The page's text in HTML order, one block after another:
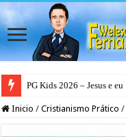
PG Kids 2026 – Jesus e eu
Inicio / Cristianismo Prático /